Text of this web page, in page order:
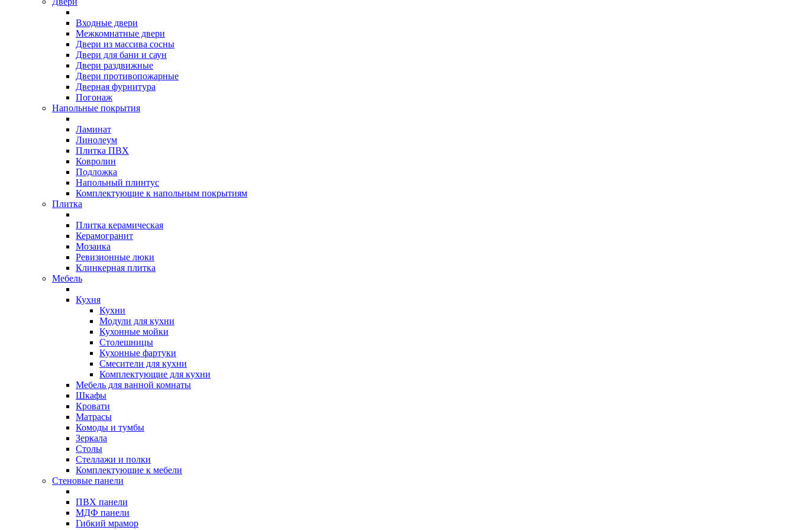
Входные двери
Межкомнатные двери
Двери из массива сосны
Двери для бани и саун
Двери раздвижные
Двери противопожарные
Дверная фурнитура
Погонаж
Напольные покрытия
Ламинат
Линолеум
Плитка ПВХ
Ковролин
Подложка
Напольный плинтус
Комплектующие к напольным покрытиям
Плитка
Плитка керамическая
Керамогранит
Мозаика
Ревизионные люки
Клинкерная плитка
Мебель
Кухня
Кухни
Модули для кухни
Кухонные мойки
Столешницы
Кухонные фартуки
Смесители для кухни
Комплектующие для кухни
Мебель для ванной комнаты
Шкафы
Кровати
Матрасы
Комоды и тумбы
Зеркала
Столы
Стеллажи и полки
Комплектующие к мебели
Стеновые панели
ПВХ панели
МДФ панели
Гибкий мрамор